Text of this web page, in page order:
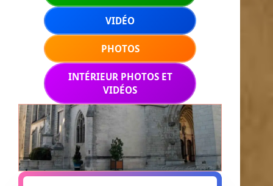
VIDÉO
PHOTOS
INTÉRIEUR PHOTOS ET
VIDÉOS